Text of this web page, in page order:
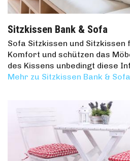
Sitzkissen Bank & Sofa
Sofa Sitzkissen und
Komfort und schützen das
des Kissens unbedingt diese
Mehr zu Sitzkissen Bank & Sofa